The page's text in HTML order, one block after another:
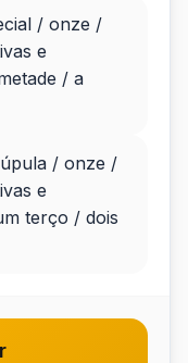
/ onze /
e
/ a
/ onze /
e
terço / dois